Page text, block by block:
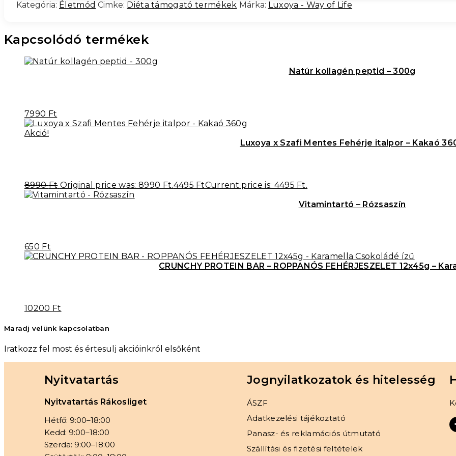
Kategória: Életmód Cimke: Diéta támogató termékek Márka: Luxoya - Way of Life
Kapcsolódó termékek
Natúr kollagén peptid – 300g
7990 Ft
Akció!
Luxoya x Szafi Mentes Fehérje italpor – Kakaó
8990Ft Original price was: 8990 Ft.4495 FtCurrent price is: 4495 Ft.
Vitamintartó – Rózsaszín
650 Ft
CRUNCHY PROTEIN BAR – ROPPANÓS FEHÉRJESZELET 12x45g –
10200 Ft
Maradj velünk kapcsolatban
Iratkozz fel most és értesulj akcióinkról elsőként
Nyitvatartás
Nyitvatartás Rákosliget
Hétfő: 9:00–18:00
Kedd: 9:00–18:00
Szerda: 9:00–18:00
Jognyilatkozatok és hitelesség
ÁSZF
Adatkezelési tájékoztató
Panasz- és reklamációs útmutató
Szállítási és fizetési feltételek